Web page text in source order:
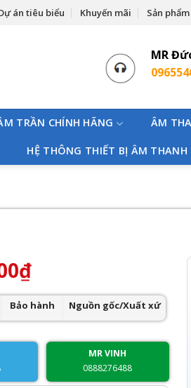
án tiêu biểu Khuyến mãi Sản phẩm
MR
TRẦN CHÍNH HÃNG ÂM
HỆ THÔNG THIẾT BỊ ÂM THANH
₫
Bảo hành Nguồn gốc/Xuất xứ
MR VINH
0888276488